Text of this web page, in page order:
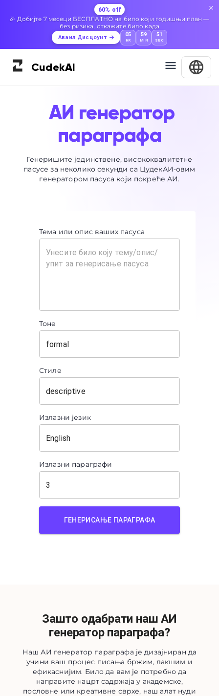
60% off
🎉 Добијте 7 месеци БЕСПЛАТНО на било који годишњи план —
без ризика, откажите било када
Аваил Дисцоунт 05
HR
59
MIN
51
SEC
CudekAI
АИ генератор
параграфа
Генеришите јединствене, висококвалитетне
пасусе за неколико секунди са ЦудекАИ-овим
генератором пасуса који покреће АИ.
Тема или опис ваших пасуса
Тоне
Стиле
Излазни језик
Излазни параграфи
ГЕНЕРИСАЊЕ ПАРАГРАФА
Зашто одабрати наш АИ
генератор параграфа?
Наш АИ генератор параграфа је дизајниран да
учини ваш процес писања бржим, лакшим и
ефикаснијим. Било да вам је потребно да
направите нацрт садржаја у академске,
пословне или креативне сврхе, наш алат нуди